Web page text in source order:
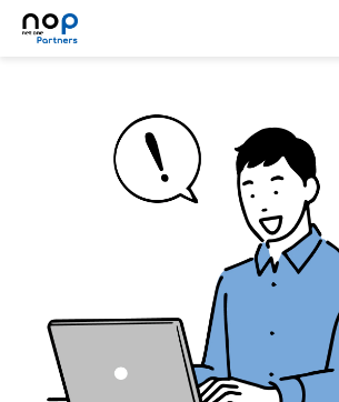
マーケティング
セキュリティ
IoT
コラボレーション
スキルアップ
IT用語解説